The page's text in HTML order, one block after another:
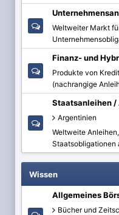
Weltweiter Markt
Finanz- und
Produkte von
(nachrangige
Staatsanleihen /
Argentinien
Weltweite
Staatsobligationen
Wissen
Allgemeines
Bücher und